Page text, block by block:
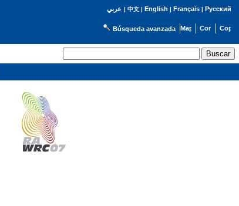
عربي | 中文| English | Français| Русский
Búsqueda avanzada